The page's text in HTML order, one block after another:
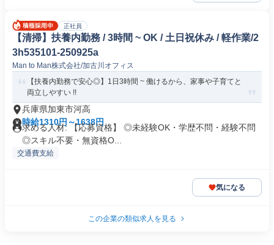
正社員
【清掃】扶養内勤務 / 3時間 ~ OK / 土日祝休み / 軽作業/2
3h535101-250925a
Man to Man株式会社/加古川オフィス
【扶養内勤務で安心◎】1日3時間 ~ 働けるから、家事や子育てと
両立しやすい !!
兵庫県加東市河高
時給1310円～1638円
求める人材: 【応募資格】 ◎未経験OK・学歴不問・経験不問
◎スキル不要・無資格O...
交通費支給
気になる
この企業の類似求人を見る